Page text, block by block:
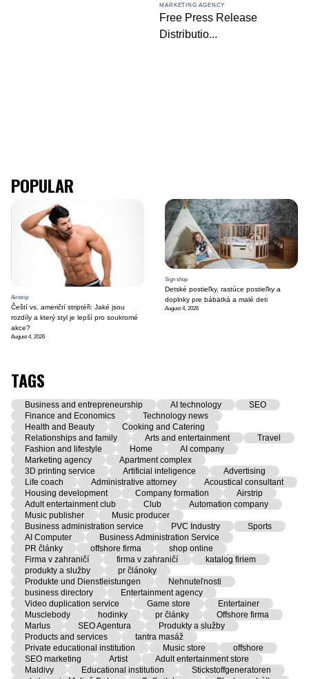
MARKETING AGENCY
Free Press Release
Distributio...
POPULAR
Airstrip
Čeští vs. američtí striptéři: Jaké jsou
rozdíly a který styl je lepší pro soukromé
akce?
August 4, 2026
Sign shop
Detské postieľky, rastúce postieľky a
doplnky pre bábätká a malé deti
August 4, 2026
TAGS
Business and entrepreneurship AI technology
SEO
Finance and Economics
Technology news
Health and Beauty
Cooking and Catering
Relationships and family
Arts and entertainment
Travel
Fashion and lifestyle
Home
AI company
Marketing agency
Apartment complex
3D printing service
Artificial inteligence
Advertising
Life coach
Administrative attorney
Acoustical consultant
Housing development
Company formation
Airstrip
Adult entertainment club
Club
Automation company
Music publisher
Music producer
Business administration service
PVC Industry
Sports
AI Computer
Business Administration Service
PR články
offshore firma
shop online
Firma v zahraničí
firma v zahraničí
katalog firiem
produkty a služby
pr článoky
Produkte und Dienstleistungen
Nehnuteľnosti
business directory
Entertainment agency
Video duplication service
Game store
Entertainer
Musclebody
hodinky pr články
Offshore firma
Marlus
SEO Agentura
Produkty a služby
Products and services
tantra masáž
Private educational institution
Music store
offshore
SEO marketing
Artist
Adult entertainment store
Maldivy
Educational institution
Stickstoffgeneratoren